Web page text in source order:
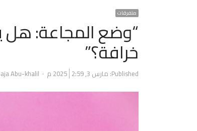
متفرقات
“وضع المجاعة: هل
خرافة؟”
Published: مارس 3, 2025 2:59 م Author
Abu-khalil